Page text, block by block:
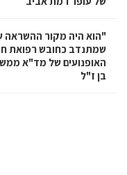
"הוא היה מקור ההשראה
שמתנדב כחובש רפואת
האופנועים של מד"א
בן ז"ל